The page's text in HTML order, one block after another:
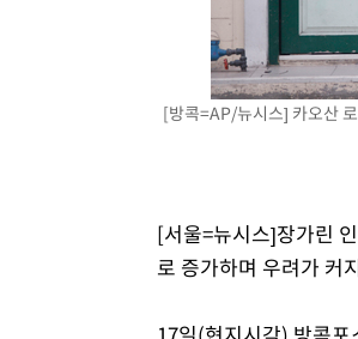
외신들도 주목한 韓축구 파
11시간 압수수색에 성접대
[속보]규제합리화위원회 부
[속보]국힘 윤리위, '돌려차기
민주 콩고 에볼라환자 4천명
[속보]'300억원대 사기 혐의'
[방콕=AP/뉴시스] 카오산
[서울=뉴시스]장가린
로 증가하며 우려가 커